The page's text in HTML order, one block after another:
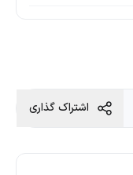
اشتراک گذاری